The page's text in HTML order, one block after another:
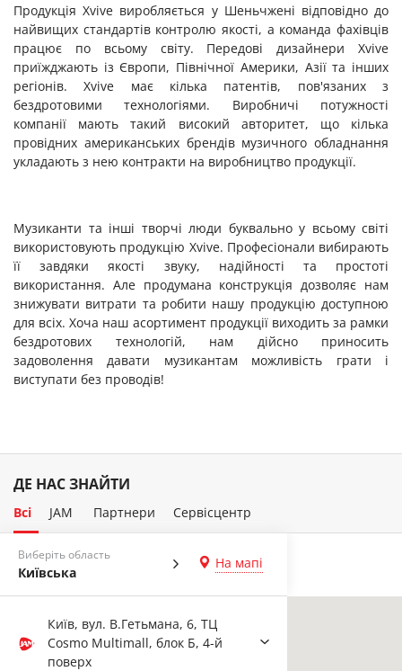
Продукція Xvive виробляється у Шеньчжені відповідно до
найвищих стандартів контролю якості, а команда фахівців
працює по всьому світу. Передові дизайнери Xvive
приїжджають із Європи, Північної Америки, Азії та інших
регіонів. Xvive має кілька патентів, пов'язаних з
бездротовими технологіями. Виробничі потужності
компанії мають такий високий авторитет, що кілька
провідних американських брендів музичного обладнання
укладають з нею контракти на виробництво продукції.
Музиканти та інші творчі люди буквально у всьому світі
використовують продукцію Xvive. Професіонали вибирають
її завдяки якості звуку, надійності та простоті
використання. Але продумана конструкція дозволяє нам
знижувати витрати та робити нашу продукцію доступною
для всіх. Хоча наш асортимент продукції виходить за рамки
бездротових технологій, нам дійсно приносить
задоволення давати музикантам можливість грати і
виступати без проводів!
ДЕ НАС ЗНАЙТИ
Виберіть область
Київська
На мапі
Київ, вул. В.Гетьмана, 6, ТЦ
Cosmo Multimall, блок Б, 4-й
поверх
Всі JAM Партнери Сервісцентр